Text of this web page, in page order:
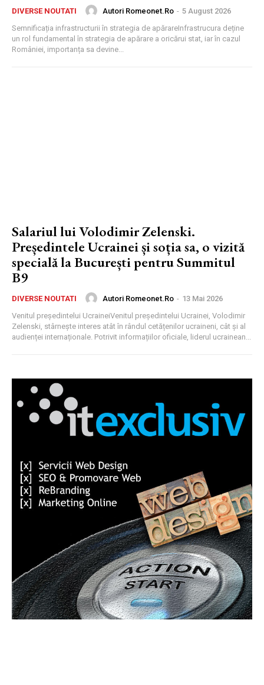
DIVERSE NOUTATI Autori Romeonet.ro - 5 August 2026
Semnificația infrastructurii în strategia de apărareInfrastrucura deține
un rol fundamental în strategia de apărare a oricărui stat, iar în cazul
României, importanța sa devine...
Salariul lui Volodimir Zelenski.
Președintele Ucrainei și soția sa, o vizită
specială la București pentru Summitul
B9
DIVERSE NOUTATI Autori Romeonet.ro - 13 Mai 2026
Venitul președintelui UcraineiVenitul președintelui Ucrainei, Volodimir
Zelenski, stârnește interes atât în rândul cetățenilor ucraineni, cât și al
audienței internaționale. Potrivit informațiilor oficiale, liderul ucrainean...